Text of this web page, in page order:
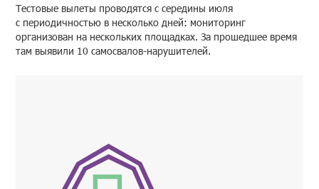
Тестовые вылеты проводятся с середины июля
с периодичностью в несколько дней: мониторинг
организован на нескольких площадках. За прошедшее время
там выявили 10 самосвалов-нарушителей.